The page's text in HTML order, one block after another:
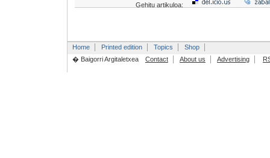
Gehitu artikuloa:
Home Printed edition Topics
Shop
� Baigorri Argitaletxea
Contact About us Advertising